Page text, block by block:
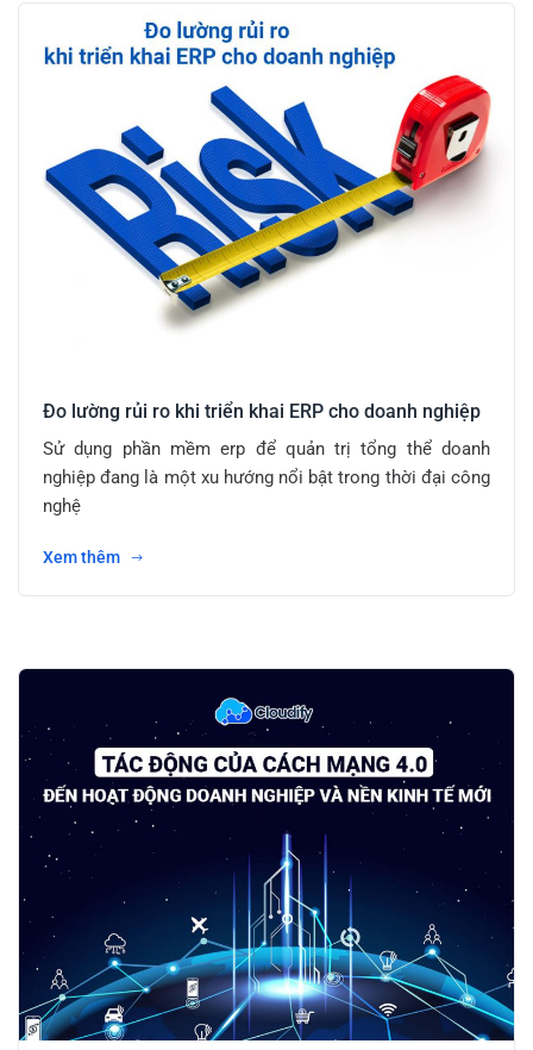
Đo lường rủi ro khi triển khai ERP cho doanh nghiệp
Sử dụng phần mềm erp để quản trị tổng thể doanh
nghiệp đang là một xu hướng nổi bật trong thời đại công
nghệ
Xem thêm